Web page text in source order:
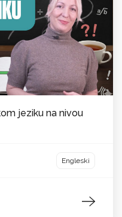
jeziku na nivou
Engleski